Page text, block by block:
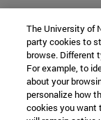
The University of
party cookies to
browse. Different
For example, to
about your
personalize how
cookies you want